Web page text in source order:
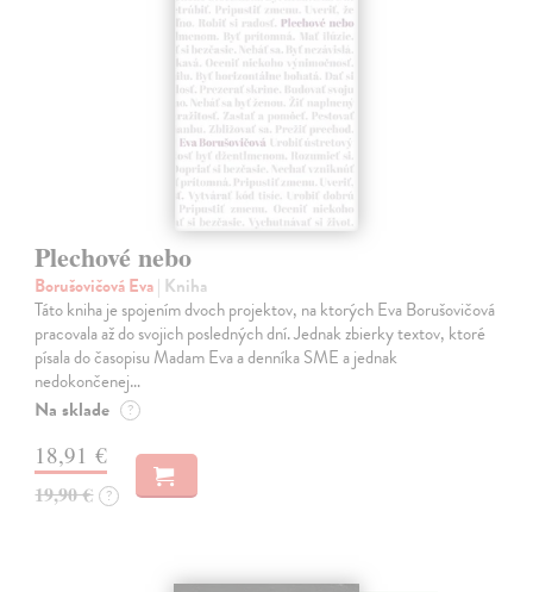
Plechové nebo
Borušovičová Eva| Kniha
Táto kniha je spojením dvoch projektov, na ktorých Eva Borušovičová
pracovala až do svojich posledných dní. Jednak zbierky textov, ktoré
písala do časopisu Madam Eva a denníka SME a jednak
nedokončenej…
Na sklade ?
18,91 €
19,90 € ?